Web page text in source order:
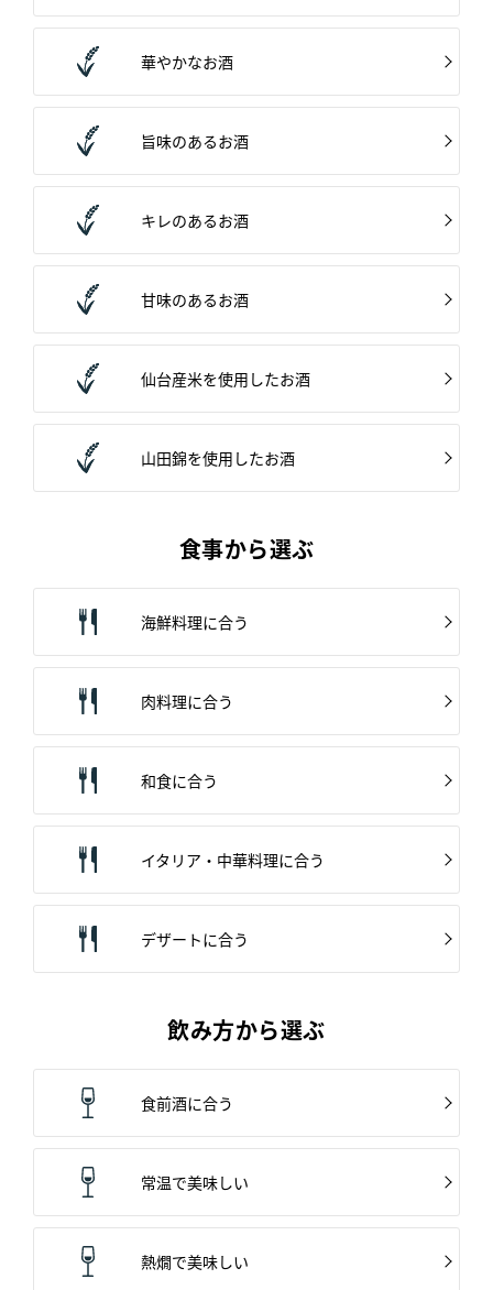
華やかなお酒
旨味のあるお酒
キレのあるお酒
甘味のあるお酒
仙台産米を使用したお酒
山田錦を使用したお酒
食事から選ぶ
海鮮料理に合う
肉料理に合う
和食に合う
イタリア・中華料理に合う
デザートに合う
飲み方から選ぶ
食前酒に合う
常温で美味しい
熱燗で美味しい